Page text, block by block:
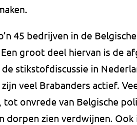
45 bedrijven in de
groot deel hiervan is de
stikstofdiscussie in
veel Brabanders actief.
onvrede van Belgische
dorpen zien verdwijnen. Ook